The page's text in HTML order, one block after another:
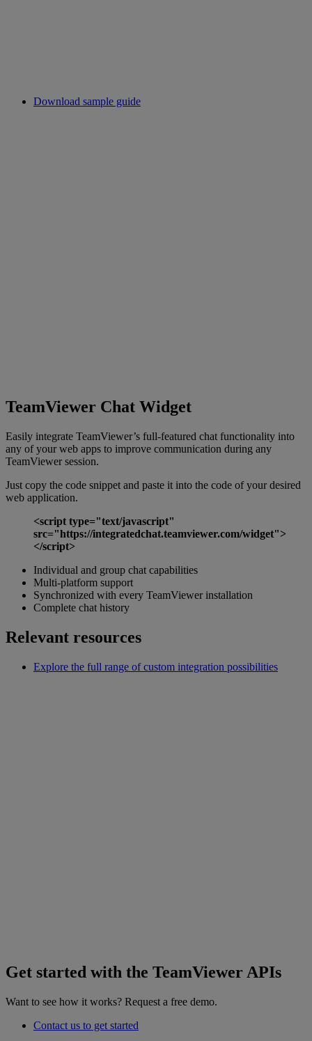
Download sample guide
TeamViewer Chat Widget
Easily integrate TeamViewer’s full-featured chat functionality into
any of your web apps to improve communication during any
TeamViewer session.
Just copy the code snippet and paste it into the code of your desired
web application.
<script type="text/javascript"
src="https://integratedchat.teamviewer.com/widget">
</script>
Individual and group chat capabilities
Multi-platform support
Synchronized with every TeamViewer installation
Complete chat history
Relevant resources
Explore the full range of custom integration possibilities
Get started with the TeamViewer APIs
Want to see how it works? Request a free demo.
Contact us to get started